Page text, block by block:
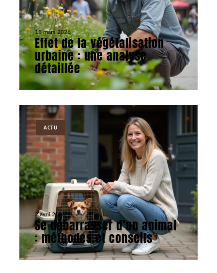
15 mars 2026
Effet de la végétalisation
urbaine : une analyse
détaillée
ACTU
2 avril 2026
Se débarrasser d’un animal
: méthodes et conseils